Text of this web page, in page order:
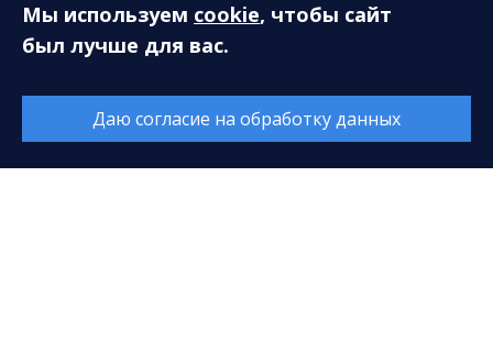
© 2026. Все права защищены. МАУ «Сургутская
Мы используем cookie, чтобы сайт
был лучше для вас.
Даю согласие на обработку данных